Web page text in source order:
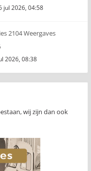
jul 2026, 04:58
2104 Weergaves
2026, 08:38
wij zijn dan ook